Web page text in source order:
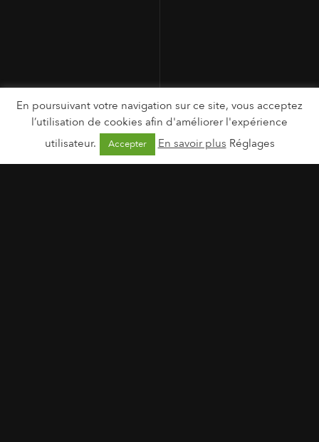
En poursuivant votre navigation sur ce site, vous acceptez
l’utilisation de cookies afin d'améliorer l'expérience
utilisateur.
Accepter En savoir plus Réglages